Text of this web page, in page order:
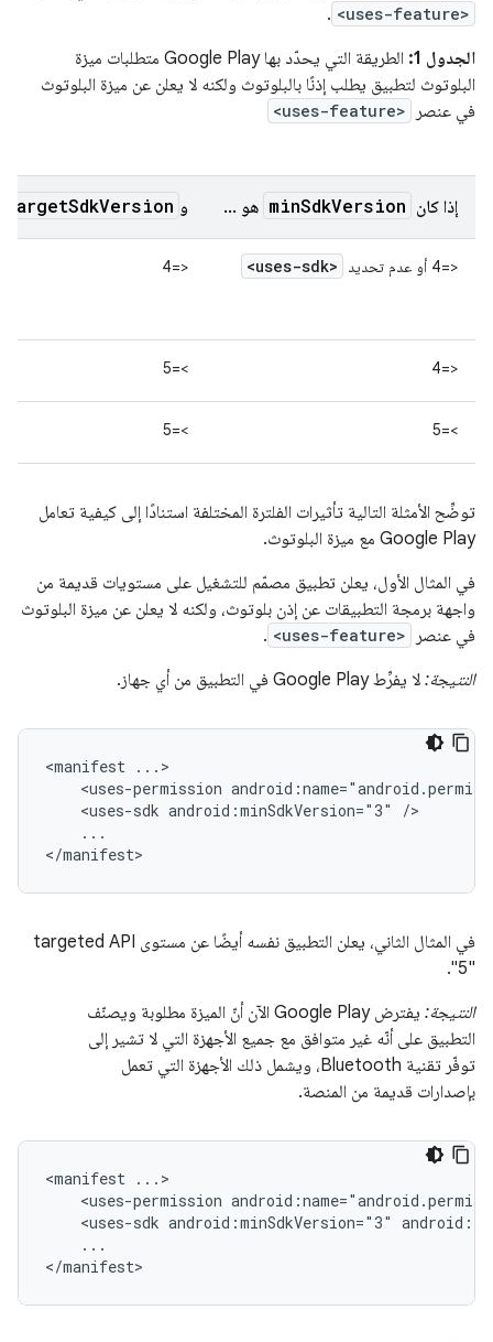
<uses-feature>
.
الجدول 1:
الطريقة التي يحدّد بها Google Play متطلبات ميزة
البلوتوث لتطبيق يطلب إذنًا بالبلوتوث ولكنه لا يعلن عن ميزة البلوتوث
في عنصر
<uses-feature>
إذا كان minSdkVersion هو ... و targetSdkVersion
<=4 أو عدم تحديد <uses-sdk>
‫<=4
‫<=4
‫>=5
‫>=5
‫>=5
توضِّح الأمثلة التالية تأثيرات الفلترة المختلفة استنادًا إلى كيفية تعامل
Google Play مع ميزة البلوتوث.
في المثال الأول، يعلن تطبيق مصمّم للتشغيل على مستويات قديمة من
واجهة برمجة التطبيقات عن إذن بلوتوث، ولكنه لا يعلن عن ميزة البلوتوث
في عنصر
<uses-feature>
.
النتيجة: لا يفرِّط Google Play في التطبيق من أي جهاز.
<manifest
<uses-permission
<uses-sdk android:minSdkVersion="3"
...
</manifest>
"5".
النتيجة:
يفترض Google Play الآن أنّ الميزة مطلوبة ويصنّف
التطبيق على أنّه غير متوافق مع جميع الأجهزة التي لا تشير إلى
توفّر تقنية Bluetooth، ويشمل ذلك الأجهزة التي تعمل
بإصدارات قديمة من المنصة.
<manifest
<uses-permission
<uses-sdk android:minSdkVersion="3"
...
</manifest>